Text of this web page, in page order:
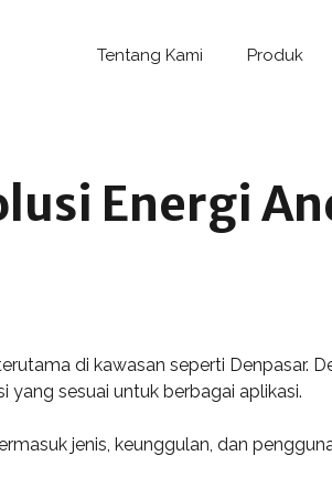
Tentang Kami Produk
Energi
di kawasan seperti Denpasar.
yang sesuai untuk berbagai aplikasi.
jenis, keunggulan, dan